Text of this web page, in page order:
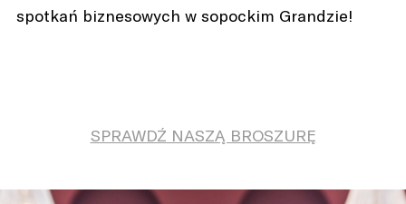
spotkań biznesowych w sopockim Grandzie!
SPRAWDŹ NASZĄ BROSZURĘ